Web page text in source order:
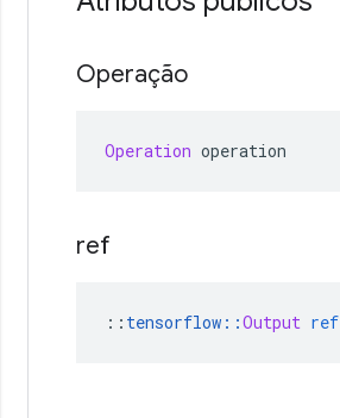
Operação
Operation operation
ref
:: tensorflow ::Output ref